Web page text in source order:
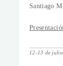
Santiago
12-13 de